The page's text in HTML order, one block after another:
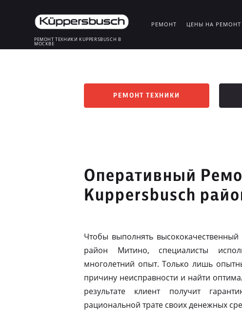
РЕМОНТ ТЕХНИКИ KUPPERSBUSCH В
МОСКВЕ
РЕМОНТ ЦЕНЫ НА РЕМОНТ
РЕМОНТ ТЕХНИКИ
Оперативный
Kuppersbusch
Чтобы выполнять
район Митино, специалисты
многолетний опыт. Только лишь
причину неисправности и найти
результате клиент получит
рациональной трате своих денежных